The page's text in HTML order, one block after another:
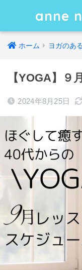
anne
ホーム ヨガのあ
【YOGA】
2024年8月25日